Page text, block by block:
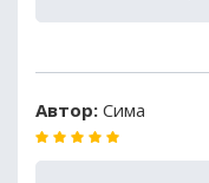
Автор: Сима